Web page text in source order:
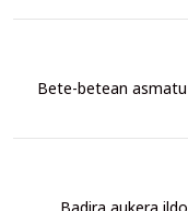
Bete-betean